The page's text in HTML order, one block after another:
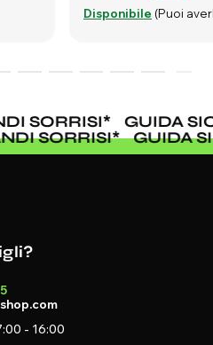
Disponibile (Puoi
SORRISI*
GUIDA
SORRISI*
- 16:00